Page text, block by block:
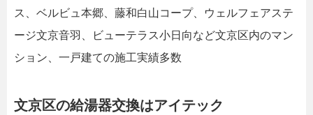
ス、ベルビュ本郷、藤和白山コープ、ウェルフェアステ
ージ文京音羽、ビューテラス小日向など文京区内のマン
ション、一戸建ての施工実績多数
文京区の給湯器交換はアイテック